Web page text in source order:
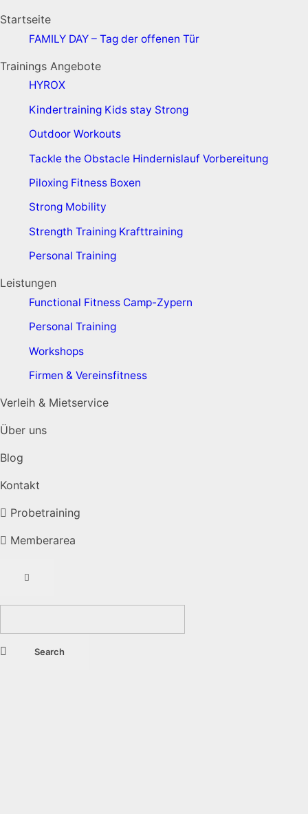
Startseite
FAMILY DAY – Tag der offenen Tür
Trainings Angebote
HYROX
Kindertraining Kids stay Strong
Outdoor Workouts
Tackle the Obstacle Hindernislauf Vorbereitung
Piloxing Fitness Boxen
Strong Mobility
Strength Training Krafttraining
Personal Training
Leistungen
Functional Fitness Camp-Zypern
Personal Training
Workshops
Firmen & Vereinsfitness
Verleih & Mietservice
Über uns
Blog
Kontakt
Probetraining
Memberarea